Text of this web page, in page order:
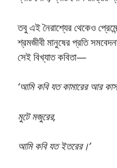
তবু এই নৈরাশ্যের থেকেও
শ্রমজীবী মানুষের প্রতি
সেই বিখ্যাত কবিতা—
‘আমি কবি যত কামারের আর
মুটে মজুরের,
আমি কবি যত ইতরের।’